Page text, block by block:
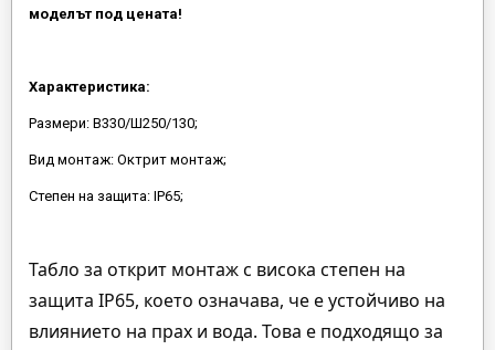
моделът под цената!
Характеристика:
Размери: В330/Ш250/130;
Вид монтаж: Октрит монтаж;
Степен на защита: IP65;
Табло за открит монтаж с висока степен на
защита IP65, което означава, че е устойчиво на
влиянието на прах и вода. Това е подходящо за